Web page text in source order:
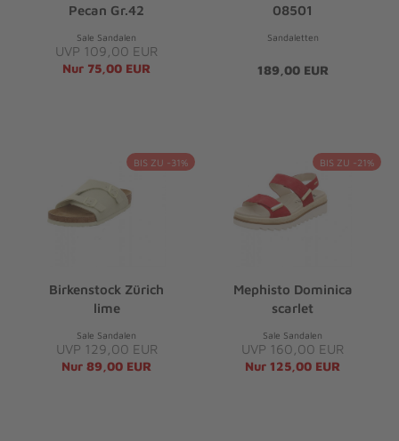
Pecan Gr.42
Sale Sandalen
UVP 109,00 EUR
Nur 75,00 EUR
08501
Sandaletten
189,00 EUR
BIS ZU -31%
Birkenstock Zürich
lime
Sale Sandalen
UVP 129,00 EUR
Nur 89,00 EUR
BIS ZU -21%
Mephisto Dominica
scarlet
Sale Sandalen
UVP 160,00 EUR
Nur 125,00 EUR